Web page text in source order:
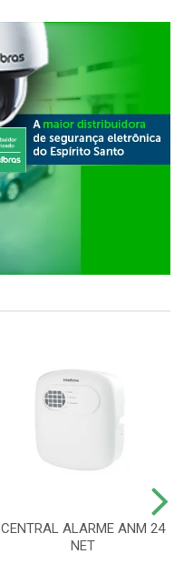
CENTRAL ALARME ANM 24
NET